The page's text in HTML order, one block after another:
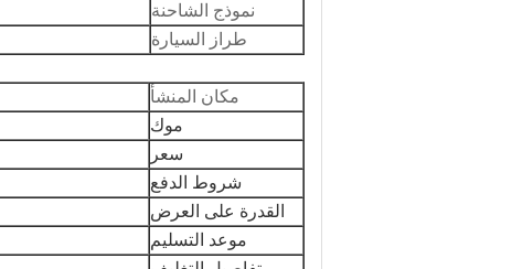
نموذج الشاحنة
طراز السيارة
مكان المنشأ
موك
سعر
شروط الدفع
القدرة على العرض
موعد التسليم